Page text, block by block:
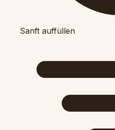
Sanft auffüllen